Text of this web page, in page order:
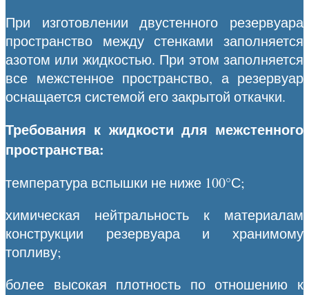
При изготовлении двустенного резервуара
пространство между стенками заполняется
азотом или жидкостью. При этом заполняется
все межстенное пространство, а резервуар
оснащается системой его закрытой откачки.
Требования к жидкости для межстенного
пространства:
температура вспышки не ниже 100°С;
химическая нейтральность к материалам
конструкции резервуара и хранимому
топливу;
более высокая плотность по отношению к